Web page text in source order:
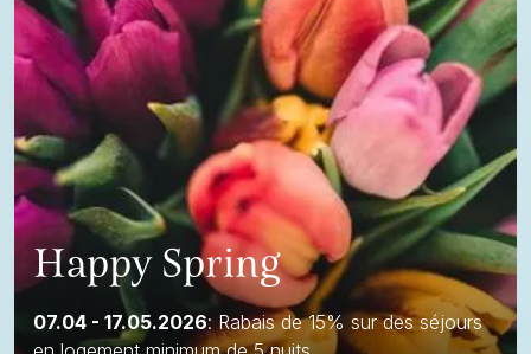
Happy Spring
07.04 - 17.05.2026: Rabais de 15% sur des séjours